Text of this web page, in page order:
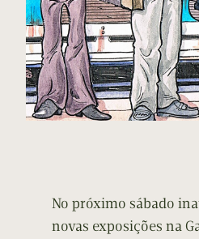
No próximo sábado
novas exposições na